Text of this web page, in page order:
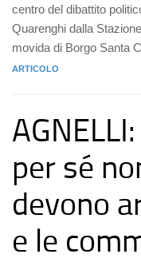
centro del dibattito
Quarenghi dalla
movida di Borgo Santa
ARTICOLO
per sé
devono
e le